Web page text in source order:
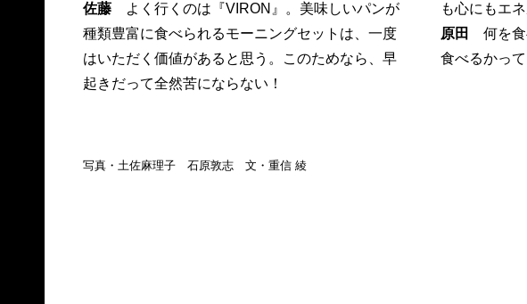
佐藤よく行くのは『VIRON』。美味しいパンが
種類豊富に食べられるモーニングセットは、一度
はいただく価値があると思う。このためなら、早
起きだって全然苦にならない！
も心にもエ
原田
何を食
食べるかっ
写真・土佐麻理子 石原敦志 文・重信 綾